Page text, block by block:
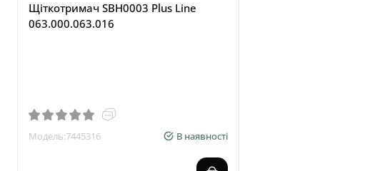
Щіткотримач SBH0003 Plus Line
063.000.063.016
Модель:7445316 В наявності